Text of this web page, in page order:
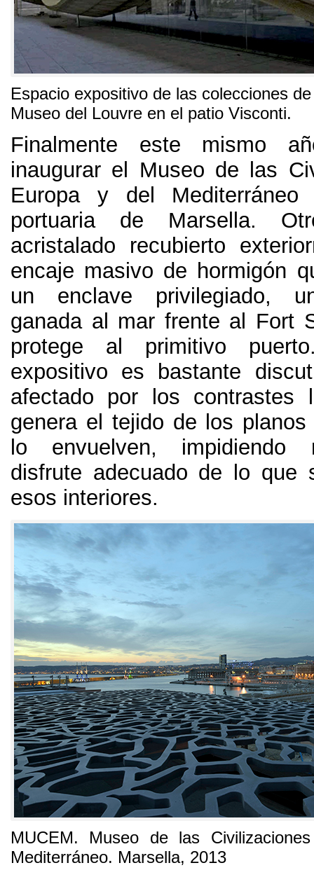
Espacio expositivo de las colecciones
Museo del Louvre en el patio Visconti.
Finalmente este mismo
inaugurar el Museo de las
Europa y del
portuaria de Marsella.
acristalado recubierto
encaje masivo de hormigón
un enclave privilegiado,
ganada al mar frente al Fort
protege al primitivo puerto
expositivo es bastante
afectado por los contrastes
genera el tejido de los planos
lo envuelven, impidiendo
disfrute adecuado de lo que
esos interiores.
MUCEM. Museo de las
Mediterráneo. Marsella, 2013